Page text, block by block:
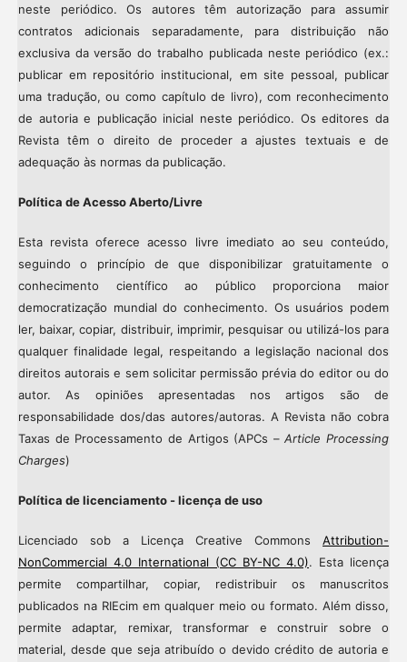
neste periódico. Os autores têm autorização para assumir
contratos adicionais separadamente, para distribuição não
exclusiva da versão do trabalho publicada neste periódico (ex.:
publicar em repositório institucional, em site pessoal, publicar
uma tradução, ou como capítulo de livro), com reconhecimento
de autoria e publicação inicial neste periódico. Os editores da
Revista têm o direito de proceder a ajustes textuais e de
adequação às normas da publicação.
Política de Acesso Aberto/Livre
Esta revista oferece acesso livre imediato ao seu conteúdo,
seguindo o princípio de que disponibilizar gratuitamente o
conhecimento científico ao público proporciona maior
democratização mundial do conhecimento. Os usuários podem
ler, baixar, copiar, distribuir, imprimir, pesquisar ou utilizá-los para
qualquer finalidade legal, respeitando a legislação nacional dos
direitos autorais e sem solicitar permissão prévia do editor ou do
autor. As opiniões apresentadas nos artigos são de
responsabilidade dos/das autores/autoras. A Revista não cobra
Taxas de Processamento de Artigos (APCs –Article Processing
Charges)
Política de licenciamento - licença de uso
Licenciado sob a Licença Creative CommonsAttribution-
NonCommercial 4.0 International (CC BY-NC 4.0). Esta licença
permite compartilhar, copiar, redistribuir os manuscritos
publicados na RIEcim em qualquer meio ou formato. Além disso,
permite adaptar, remixar, transformar e construir sobre o
material, desde que seja atribuído o devido crédito de autoria e